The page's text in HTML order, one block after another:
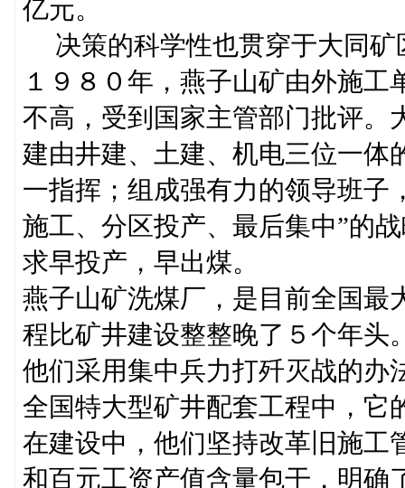
亿元。
决策的科学性也贯穿于大同矿
１９８０年，燕子山矿由外施
不高，受到国家主管部门批评。
建由井建、土建、机电三位一体
一指挥；组成强有力的领导班子
施工、分区投产、最后集中”的
求早投产，早出煤。
燕子山矿洗煤厂，是目前全国最
程比矿井建设整整晚了５个年头
他们采用集中兵力打歼灭战的办
全国特大型矿井配套工程中，它
在建设中，他们坚持改革旧施工
和百元工资产值含量包干，明确